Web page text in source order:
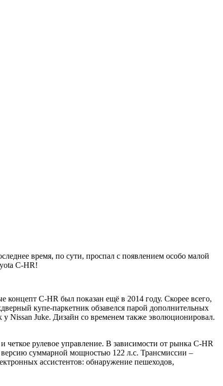
время, по сути, проспал с появлением особо малой
C-HR!
концепт C-HR был показан ещё в 2014 году. Скорее всего,
купе-паркетник обзавелся парой дополнительных
Nissan Juke. Дизайн со временем также эволюционировал.
рулевое управление. В зависимости от рынка C-HR
версию суммарной мощностью 122 л.с. Трансмиссии –
ассистентов: обнаружение пешеходов,